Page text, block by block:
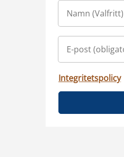
Integritetspolicy